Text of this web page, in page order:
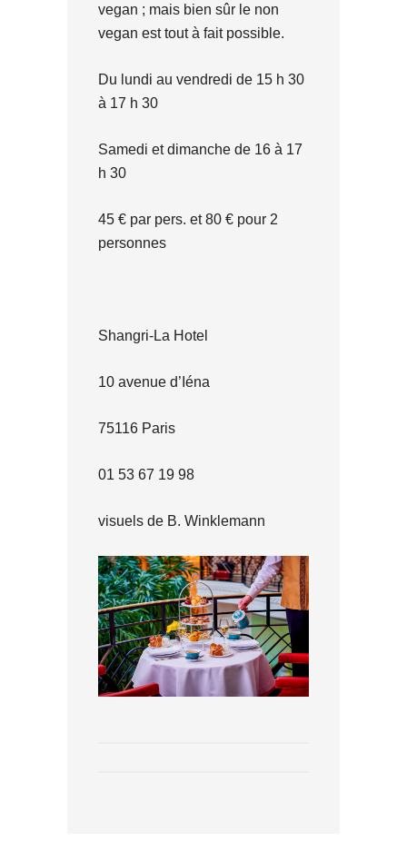
vegan ; mais bien sûr le non
vegan est tout à fait possible.
Du lundi au vendredi de 15 h 30
à 17 h 30
Samedi et dimanche de 16 à 17
h 30
45 € par pers. et 80 € pour 2
personnes
Shangri-La Hotel
10 avenue d’Iéna
75116 Paris
01 53 67 19 98
visuels de B. Winklemann